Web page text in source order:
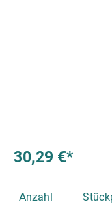
30,29 €*
Anzahl